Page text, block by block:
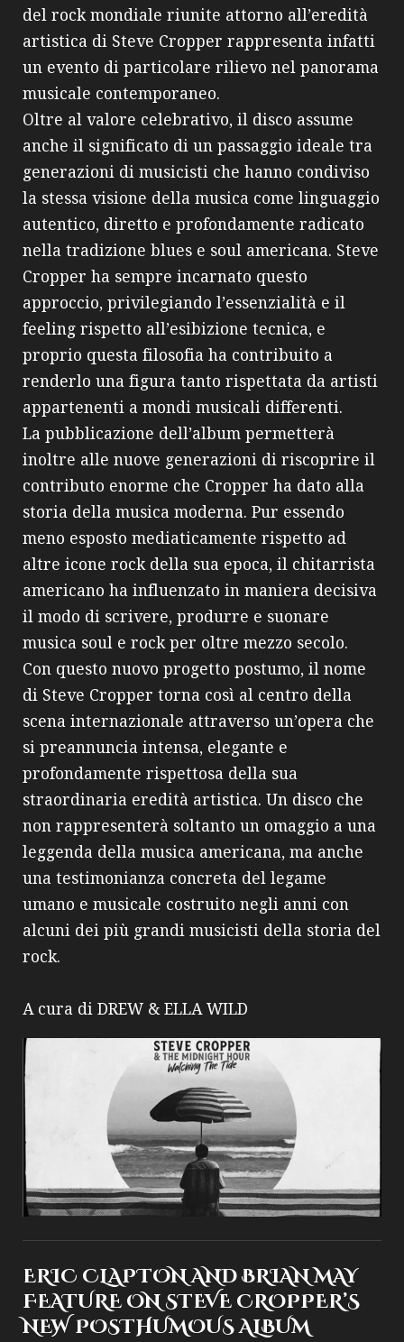
del rock mondiale riunite attorno all’eredità
artistica di Steve Cropper rappresenta infatti
un evento di particolare rilievo nel panorama
musicale contemporaneo.
Oltre al valore celebrativo, il disco assume
anche il significato di un passaggio ideale tra
generazioni di musicisti che hanno condiviso
la stessa visione della musica come linguaggio
autentico, diretto e profondamente radicato
nella tradizione blues e soul americana. Steve
Cropper ha sempre incarnato questo
approccio, privilegiando l’essenzialità e il
feeling rispetto all’esibizione tecnica, e
proprio questa filosofia ha contribuito a
renderlo una figura tanto rispettata da artisti
appartenenti a mondi musicali differenti.
La pubblicazione dell’album permetterà
inoltre alle nuove generazioni di riscoprire il
contributo enorme che Cropper ha dato alla
storia della musica moderna. Pur essendo
meno esposto mediaticamente rispetto ad
altre icone rock della sua epoca, il chitarrista
americano ha influenzato in maniera decisiva
il modo di scrivere, produrre e suonare
musica soul e rock per oltre mezzo secolo.
Con questo nuovo progetto postumo, il nome
di Steve Cropper torna così al centro della
scena internazionale attraverso un’opera che
si preannuncia intensa, elegante e
profondamente rispettosa della sua
straordinaria eredità artistica. Un disco che
non rappresenterà soltanto un omaggio a una
leggenda della musica americana, ma anche
una testimonianza concreta del legame
umano e musicale costruito negli anni con
alcuni dei più grandi musicisti della storia del
rock.
A cura di DREW & ELLA WILD
ERIC CLAPTON AND BRIAN MAY
FEATURE ON STEVE CROPPER’S
NEW POSTHUMOUS ALBUM